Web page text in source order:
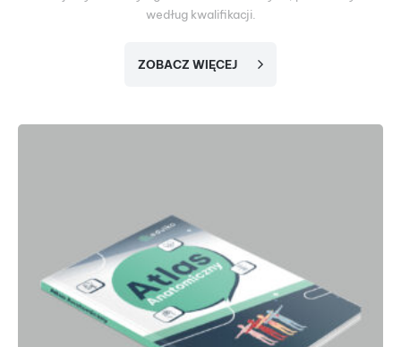
według kwalifikacji.
ZOBACZ WIĘCEJ